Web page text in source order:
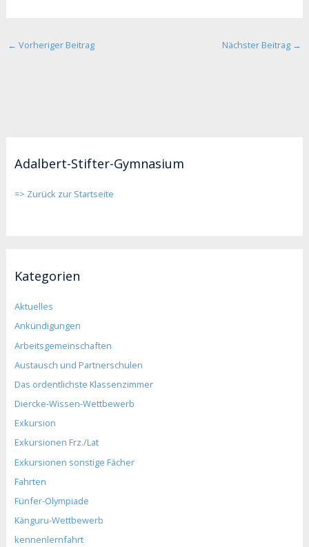
Adalbert-Stifter-Gymnasium
=> Zurück zur Startseite
Kategorien
Aktuelles
Ankündigungen
Arbeitsgemeinschaften
Austausch und Partnerschulen
Das ordentlichste Klassenzimmer
Diercke-Wissen-Wettbewerb
Exkursion
Exkursionen Frz./Lat
Exkursionen sonstige Fächer
Fahrten
Fünfer-Olympiade
Känguru-Wettbewerb
kennenlernfahrt
← Vorheriger Beitrag Nächster Beitrag →